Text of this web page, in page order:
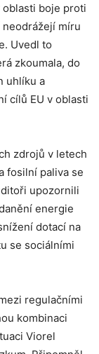
boje proti
míru
Uvedl to
zkoumala, do
uhlíku a
cílů EU v oblasti
zdrojů v letech
fosilní paliva se
upozornili
energie
dotací na
se sociálními
regulačními
kombinaci
Viorel